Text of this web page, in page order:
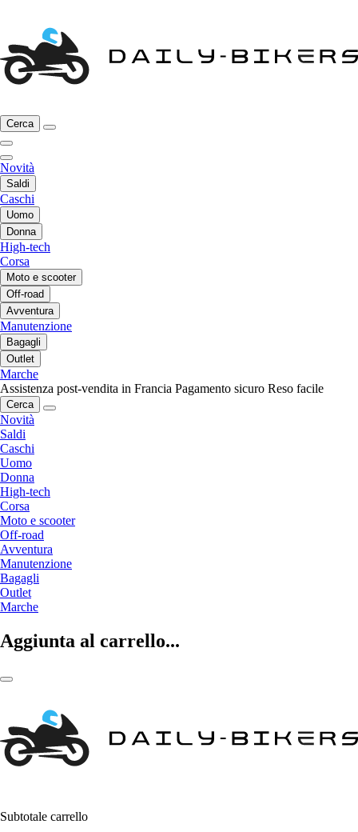
Cerca
Novità
Saldi
Caschi
Uomo
Donna
High-tech
Corsa
Moto e scooter
Off-road
Avventura
Manutenzione
Bagagli
Outlet
Marche
Assistenza post-vendita in Francia Pagamento sicuro Reso facile
Cerca
Novità
Saldi
Caschi
Uomo
Donna
High-tech
Corsa
Moto e scooter
Off-road
Avventura
Manutenzione
Bagagli
Outlet
Marche
Aggiunta al carrello...
Subtotale carrello